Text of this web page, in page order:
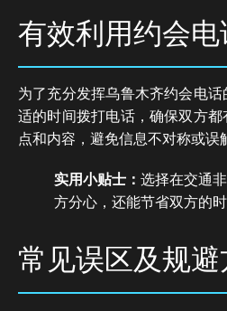
有效利用约会
为了充分发挥乌鲁木齐约会电
适的时间拨打电话，确保双方
点和内容，避免信息不对称或误
实用小贴士： 选择在交通
方分心，还能节省双方的
常见误区及规避